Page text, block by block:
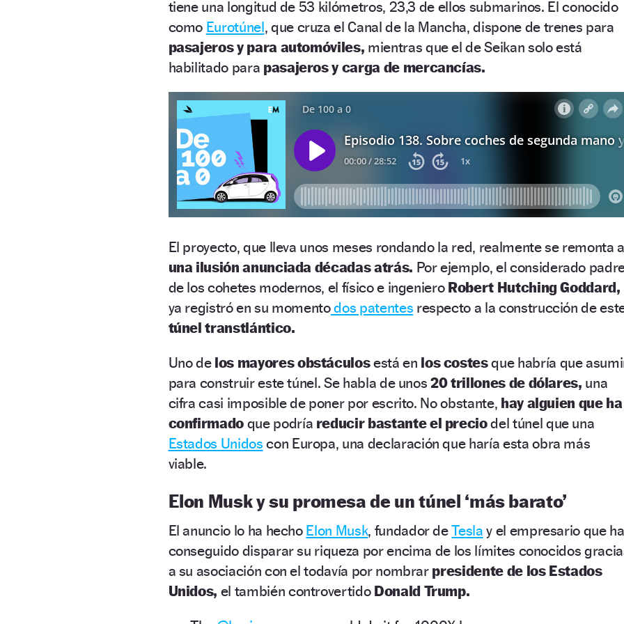
tiene una longitud de 53 kilómetros, 23,3 de ellos submarinos. El conocido
como Eurotúnel, que cruza el Canal de la Mancha, dispone de trenes para
pasajeros y para automóviles, mientras que el de Seikan solo está
habilitado para pasajeros y carga de mercancías.
El proyecto, que lleva unos meses rondando la red, realmente se remonta a
una ilusión anunciada décadas atrás. Por ejemplo, el considerado
de los cohetes modernos, el físico e ingeniero Robert Hutching Goddard,
ya registró en su momentodos patentes respecto a la construcción de
túnel transtlántico.
Uno de los mayores obstáculosestá en los costesque habría que
para construir este túnel. Se habla de unos20 trillones de dólares, una
cifra casi imposible de poner por escrito. No obstante, hay alguien que ha
confirmado que podría reducir bastante el preciodel túnel que una
Estados Unidos con Europa, una declaración que haría esta obra más
viable.
Elon Musk y su promesa de un túnel ‘más barato’
El anuncio lo ha hecho Elon Musk, fundador deTesla y el empresario que ha
conseguido disparar su riqueza por encima de los límites conocidos
a su asociación con el todavía por nombrarpresidente de los Estados
Unidos, el también controvertido Donald Trump.